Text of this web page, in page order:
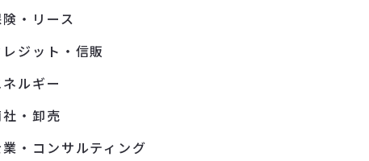
険・リース
レジット・信販
ネルギー
社・卸売
業・コンサルティング